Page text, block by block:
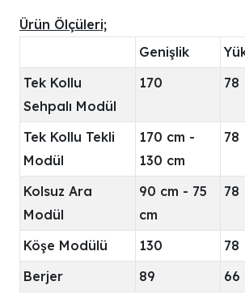
Ürün Ölçüleri;
Genişlik
Tek Kollu
Sehpalı Modül
170 78
Tek Kollu Tekli
Modül
170 cm -
130 cm
78
Kolsuz Ara
Modül
90 cm - 75
cm
78
Köşe Modülü 130 78
Berjer
89 66